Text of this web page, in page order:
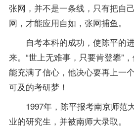
张网，并不是一条线，只有把自
网，才能应用自如，张网捕鱼。
自考本科的成功，使陈平的
来。“世上无难事，只要肯登攀”
能充满了信心，他决心要再上一
可及的考研梦！
1997年，陈平报考南京师范
业的研究生，并被南师大录取。